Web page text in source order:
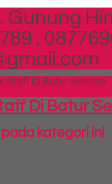
Gunung
,
Staff Di Batur Selatan'
Di Batur
kategori ini